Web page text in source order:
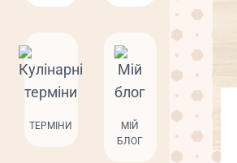
ТЕРМІНИ
МІЙ
БЛОГ